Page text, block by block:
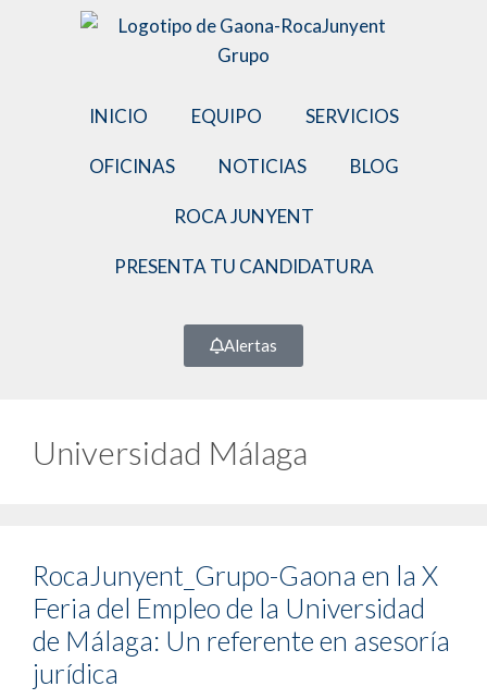
INICIO EQUIPO SERVICIOS
OFICINAS NOTICIAS BLOG
ROCA JUNYENT
PRESENTA TU CANDIDATURA
Alertas
Universidad Málaga
RocaJunyent_Grupo-Gaona en la X
Feria del Empleo de la Universidad
de Málaga: Un referente en asesoría
jurídica